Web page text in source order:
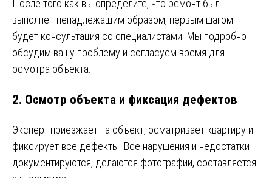
После того как вы определите, что ремонт был
выполнен ненадлежащим образом, первым шагом
будет консультация со специалистами. Мы подробно
обсудим вашу проблему и согласуем время для
осмотра объекта.
2. Осмотр объекта и фиксация дефектов
Эксперт приезжает на объект, осматривает квартиру и
фиксирует все дефекты. Все нарушения и недостатки
документируются, делаются фотографии, составляется